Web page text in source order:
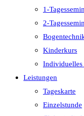
1-
2-
Kinderkurs
Individuelles
Leistungen
Tageskarte
Einzelstunde